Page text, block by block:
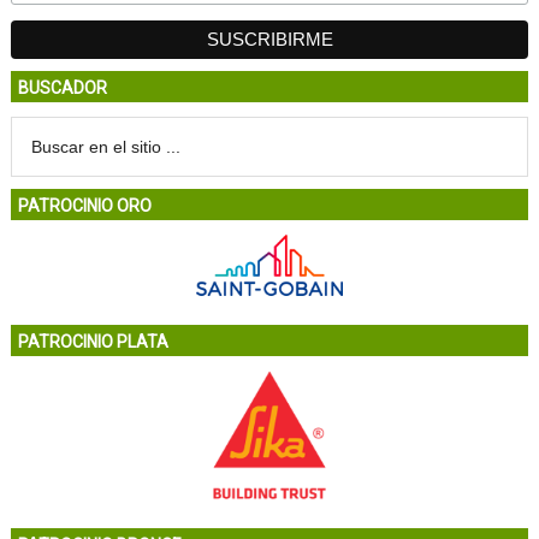
BUSCADOR
PATROCINIO ORO
PATROCINIO PLATA